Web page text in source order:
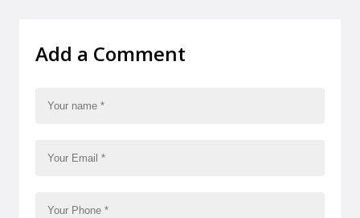
Add a Comment